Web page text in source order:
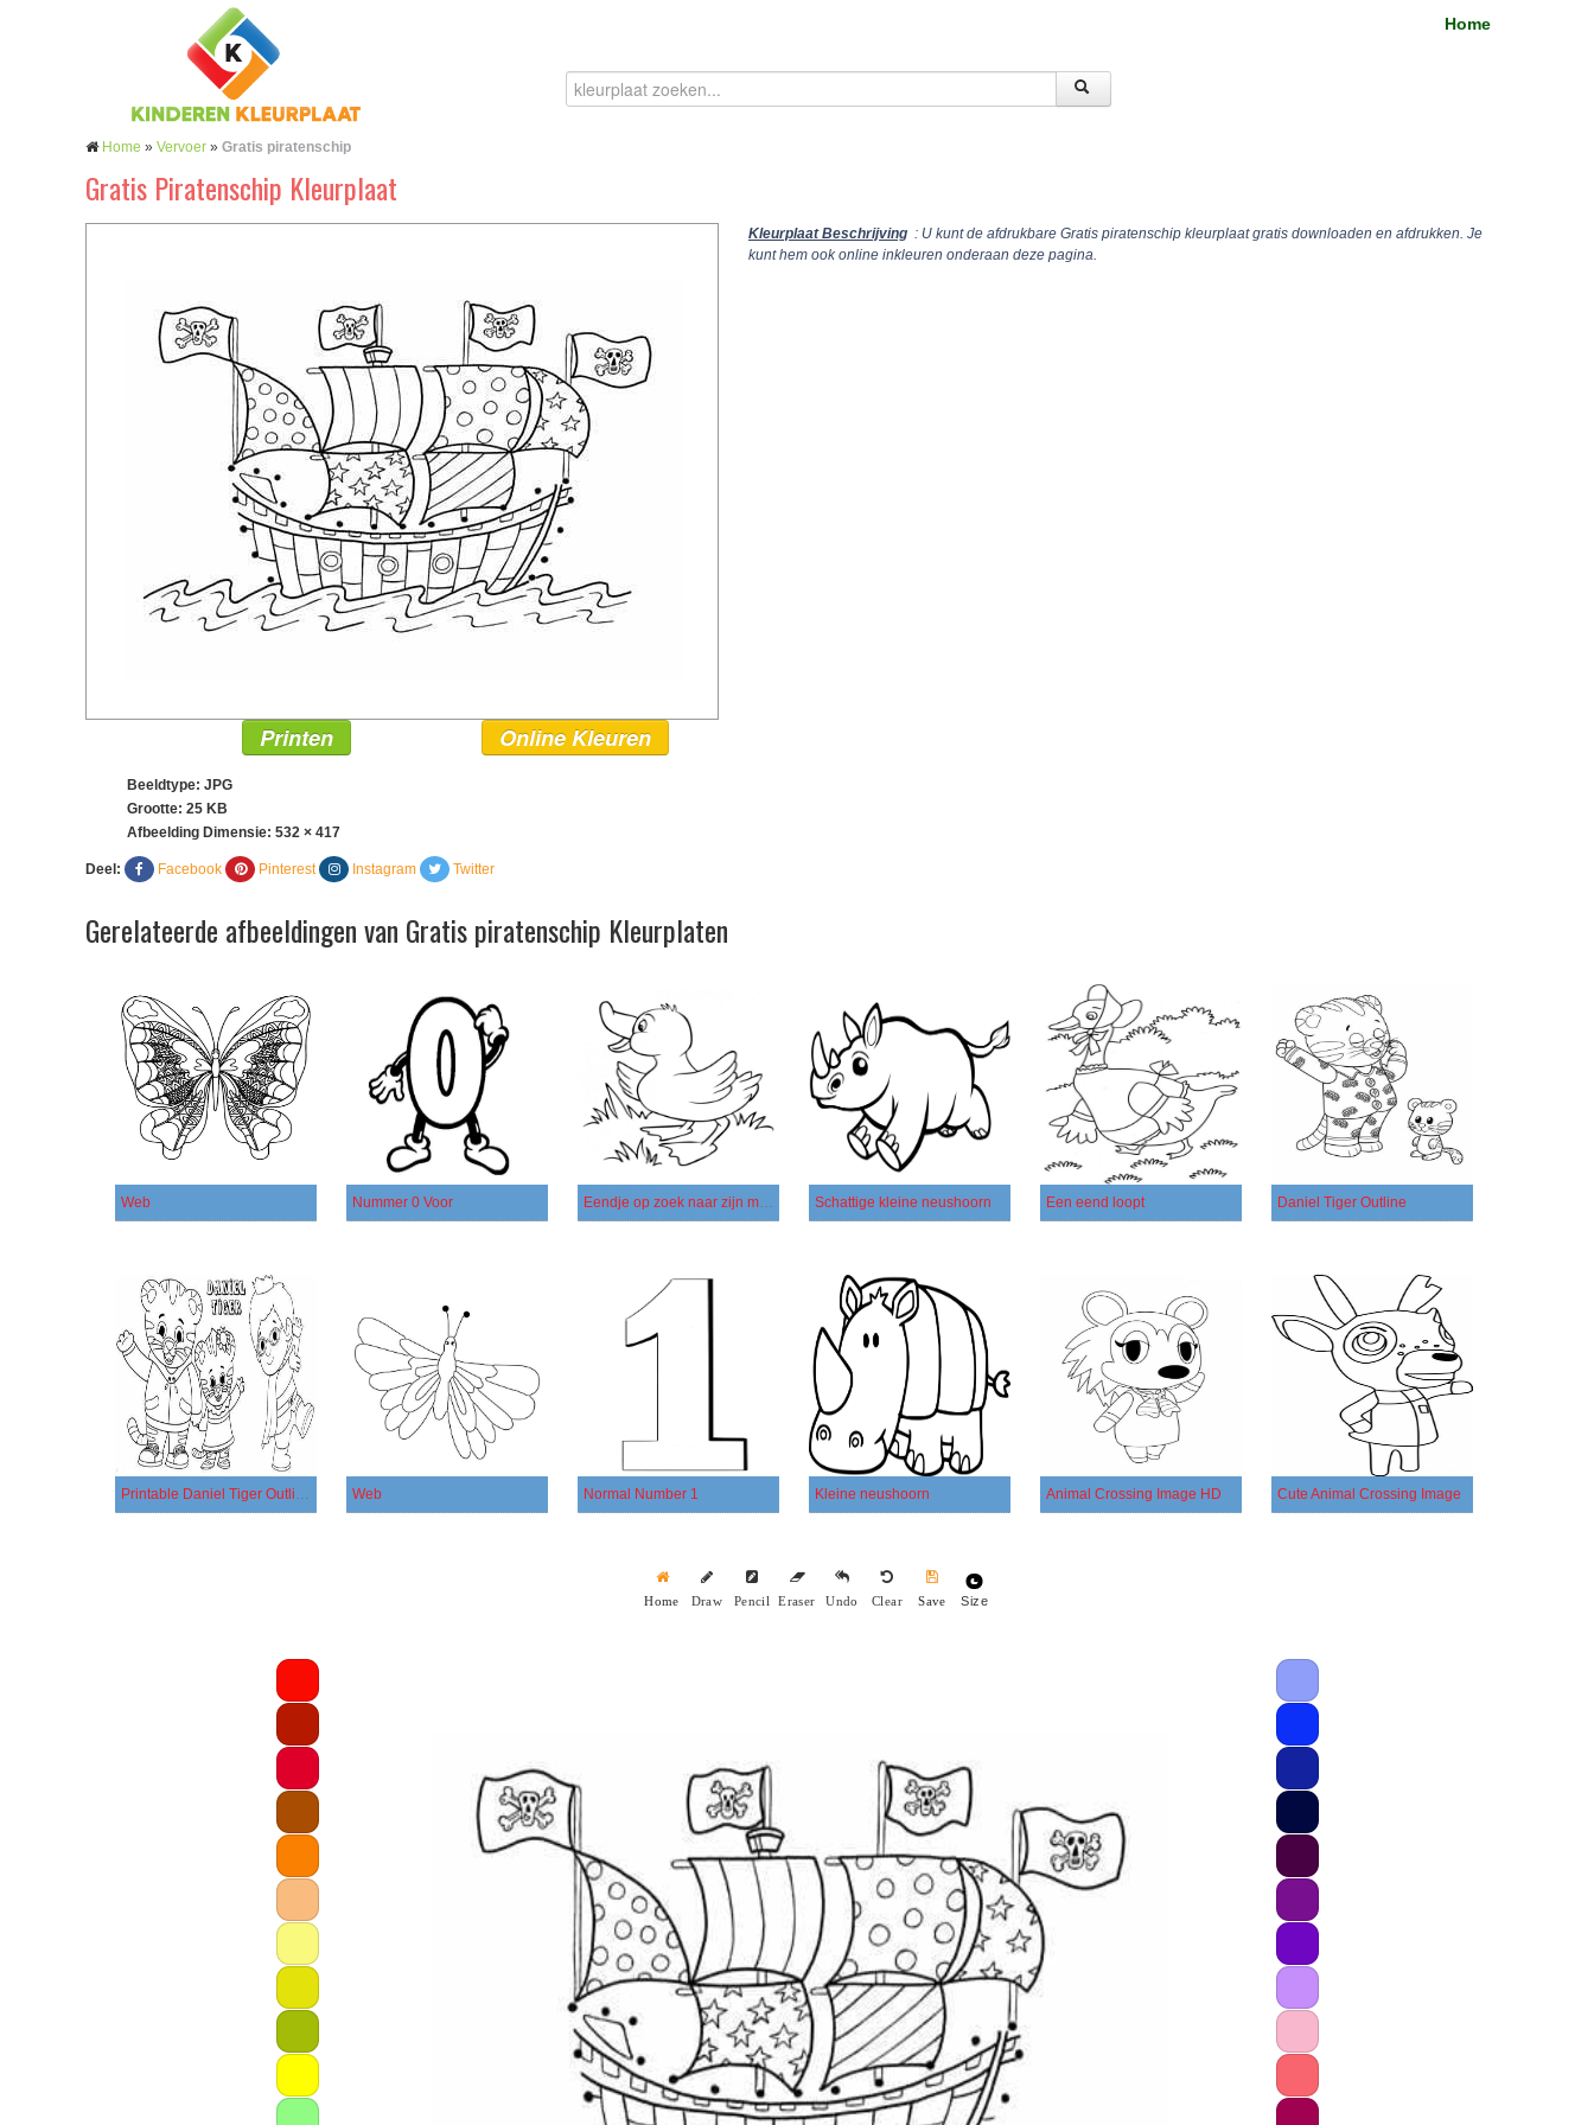
Home
Home » Vervoer » Gratis piratenschip
Gratis Piratenschip Kleurplaat
Kleurplaat Beschrijving : U kunt de afdrukbare Gratis piratenschip kleurplaat gratis downloaden en afdrukken. Je
kunt hem ook online inkleuren onderaan deze pagina.
Printen Online Kleuren
Beeldtype: JPG
Grootte: 25 KB
Afbeelding Dimensie: 532 × 417
Deel: Facebook Pinterest Instagram Twitter
Gerelateerde afbeeldingen van Gratis piratenschip Kleurplaten
Web Nummer 0 Voor Eendje op zoek naar zijn moeder Schattige kleine neushoorn Een eend loopt Daniel Tiger Outline
Printable Daniel Tiger Outline Web Normal Number 1 Kleine neushoorn Animal Crossing Image HD Cute Animal Crossing Image
Home Draw Pencil Eraser Undo Clear Save Size